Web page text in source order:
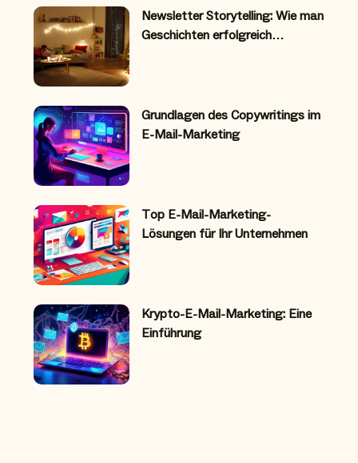
Newsletter Storytelling: Wie man
Geschichten erfolgreich…
Grundlagen des Copywritings im
E-Mail-Marketing
Top E-Mail-Marketing-
Lösungen für Ihr Unternehmen
Krypto-E-Mail-Marketing: Eine
Einführung